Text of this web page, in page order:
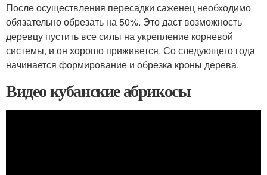
После осуществления пересадки саженец необходимо
обязательно обрезать на 50%. Это даст возможность
деревцу пустить все силы на укрепление корневой
системы, и он хорошо приживется. Со следующего года
начинается формирование и обрезка кроны дерева.
Видео кубанские абрикосы